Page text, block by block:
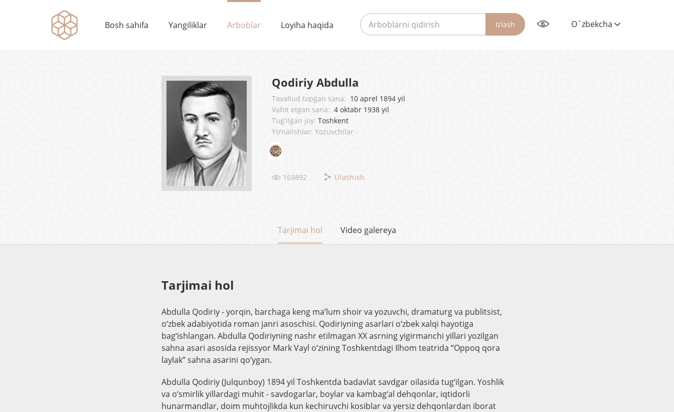
Bosh sahifa Yangiliklar Arboblar Loyiha haqida Izlash O`zbekcha
Qodiriy Abdulla
Tavallud topgan sana: 10 aprel 1894 yil
Vafot etgan sana: 4 oktabr 1938 yil
Tug'ilgan joy: Toshkent
Yo'nalishlar: Yozuvchilar
169892 Ulashish
Tarjimai hol Video galereya
Tarjimai hol
Abdulla Qodiriy - yorqin, barchaga keng ma’lum shoir va yozuvchi, dramaturg va publitsist,
o‘zbek adabiyotida roman janri asoschisi. Qodiriyning asarlari o‘zbek xalqi hayotiga
bag‘ishlangan. Abdulla Qodiriyning nashr etilmagan XX asrning yigirmanchi yillari yozilgan
sahna asari asosida rejissyor Mark Vayl o‘zining Toshkentdagi Ilhom teatrida “Oppoq qora
laylak” sahna asarini qo‘ygan.
Abdulla Qodiriy (Julqunboy) 1894 yil Toshkentda badavlat savdgar oilasida tug‘ilgan. Yoshlik
va o‘smirlik yillardagi muhit - savdogarlar, boylar va kambag‘al dehqonlar, iqtidorli
hunarmandlar, doim muhtojlikda kun kechiruvchi kosiblar va yersiz dehqonlardan iborat